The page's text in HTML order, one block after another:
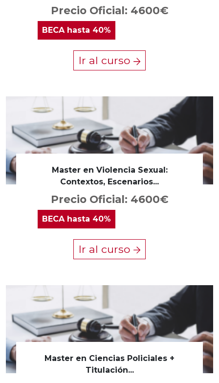
Precio Oficial: 4600€
BECAhasta 40%
Ir al curso
Master en Violencia Sexual:
Contextos, Escenarios...
Precio Oficial: 4600€
BECA hasta 40%
Ir al curso
Master en Ciencias Policiales +
Titulación...